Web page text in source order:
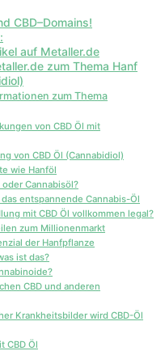
CBD–Domains!
auf Metaller.de
zum Thema Hanf
zum Thema
von CBD Öl mit
von CBD Öl (Cannabidiol)
wie Hanföl
oder Cannabisöl?
entspannende Cannabis-Öl
mit CBD Öl vollkommen legal?
zum Millionenmarkt
der Hanfpflanze
ist das?
CBD und anderen
Krankheitsbilder wird CBD-Öl
CBD Öl